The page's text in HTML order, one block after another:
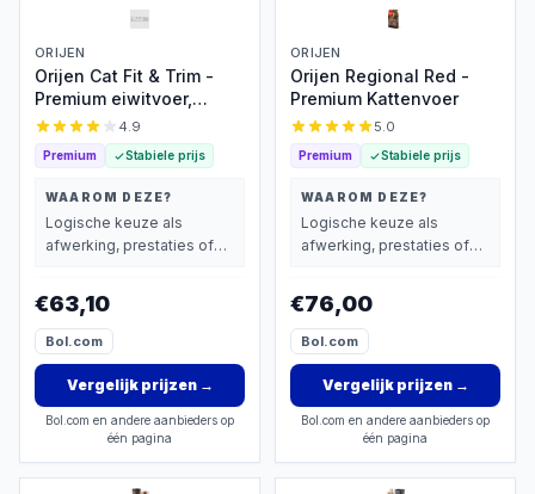
ORIJEN
Orijen Cat Fit & Trim -
Premium eiwitvoer,
graanvrij, 44% eiwit
4.9
Premium Stabiele prijs
WAAROM DEZE?
Logische keuze als
afwerking, prestaties of
€63,10
Bol.com
Vergelijk prijzen→
Bol.com en andere aanbieders op
één pagina
ORIJEN
Orijen Regional Red -
Premium Kattenvoer
5.0
Premium Stabiele prijs
WAAROM DEZE?
Logische keuze als
afwerking, prestaties of
€76,00
Bol.com
Vergelijk prijzen→
Bol.com en andere aanbieders op
één pagina